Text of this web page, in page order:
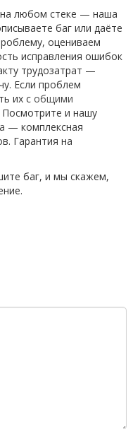
любом стеке — наша
баг или даёте
оцениваем
исправления ошибок
трудозатрат —
Если проблем
их с общими
Посмотрите и нашу
— комплексная
Гарантия на
баг, и мы скажем,